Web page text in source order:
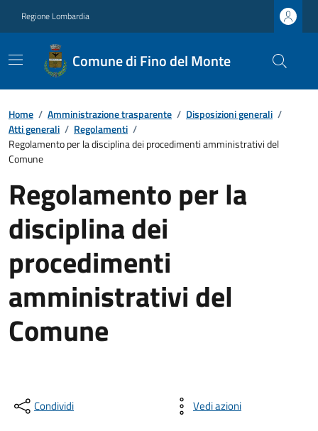
Regione Lombardia
Comune di Fino del Monte
Home / Amministrazione trasparente / Disposizioni generali /
Atti generali / Regolamenti /
Regolamento per la disciplina dei procedimenti amministrativi del
Comune
Regolamento per la
disciplina dei
procedimenti
amministrativi del
Comune
Condividi Vedi azioni